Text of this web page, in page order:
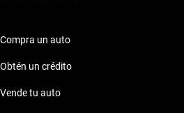
Compra un auto
Obtén un crédito
Vende tu auto